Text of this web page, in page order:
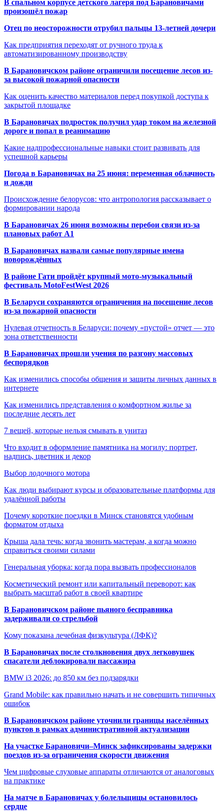
В спальном корпусе детского лагеря под Барановичами
произошёл пожар
Отец по неосторожности отрубил пальцы 13-летней дочери
Как предприятия переходят от ручного труда к
автоматизированному производству
В Барановичском районе ограничили посещение лесов из-
за высокой пожарной опасности
Как оценить качество материалов перед покупкой доступа к
закрытой площадке
В Барановичах подросток получил удар током на железной
дороге и попал в реанимацию
Какие надпрофессиональные навыки стоит развивать для
успешной карьеры
Погода в Барановичах на 25 июня: переменная облачность
и дожди
Происхождение белорусов: что антропология рассказывает о
формировании народа
В Барановичах 26 июня возможны перебои связи из-за
плановых работ A1
В Барановичах назвали самые популярные имена
новорождённых
В районе Гати пройдёт крупный мото-музыкальный
фестиваль MotoFestWest 2026
В Беларуси сохраняются ограничения на посещение лесов
из-за пожарной опасности
Нулевая отчетность в Беларуси: почему «пустой» отчет — это
зона ответственности
В Барановичах прошли учения по разгону массовых
беспорядков
Как изменились способы общения и защиты личных данных в
интернете
Как изменились представления о комфортном жилье за
последние десять лет
7 вещей, которые нельзя смывать в унитаз
Что входит в оформление памятника на могилу: портрет,
надпись, цветник и декор
Выбор лодочного мотора
Как люди выбирают курсы и образовательные платформы для
удалённой работы
Почему короткие поездки в Минск становятся удобным
форматом отдыха
Крыша дала течь: когда звонить мастерам, а когда можно
справиться своими силами
Генеральная уборка: когда пора вызвать профессионалов
Косметический ремонт или капитальный переворот: как
выбрать масштаб работ в своей квартире
В Барановичском районе пьяного бесправника
задерживали со стрельбой
Кому показана лечебная физкультура (ЛФК)?
В Барановичах после столкновения двух легковушек
спасатели деблокировали пассажира
BMW i3 2026: до 850 км без подзарядки
Grand Mobile: как правильно начать и не совершить типичных
ошибок
В Барановичском районе уточнили границы населённых
пунктов в рамках административной актуализации
На участке Барановичи–Минск зафиксированы задержки
поездов из-за ограничения скорости движения
Чем цифровые слуховые аппараты отличаются от аналоговых
на практике
На матче в Барановичах у болельщицы остановилось
сердце